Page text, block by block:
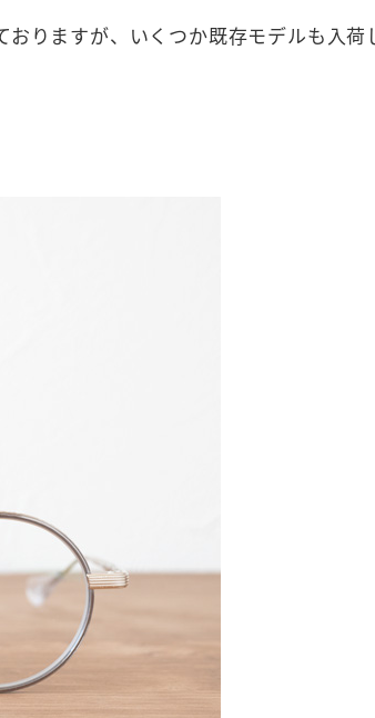
りますが、いくつか既存モデルも入荷